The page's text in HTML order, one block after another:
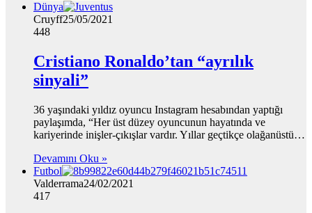
Dünya
Cruyff25/05/2021
448
Cristiano Ronaldo’tan “ayrılık
sinyali”
36 yaşındaki yıldız oyuncu Instagram hesabından yaptığı
paylaşımda, “Her üst düzey oyuncunun hayatında ve
kariyerinde inişler-çıkışlar vardır. Yıllar geçtikçe olağanüstü…
Devamını Oku »
Futbol
Valderrama24/02/2021
417